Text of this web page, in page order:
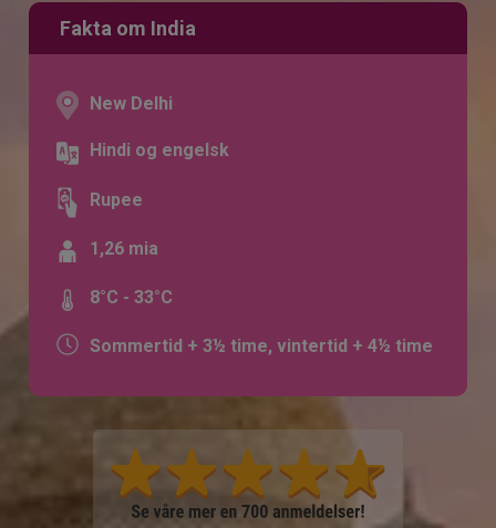
Fakta om India
New Delhi
Hindi og engelsk
Rupee
1,26 mia
8°C - 33°C
Sommertid + 3½ time, vintertid + 4½ time